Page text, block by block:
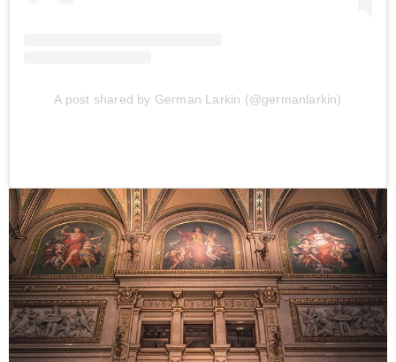
A post shared by German Larkin (@germanlarkin)